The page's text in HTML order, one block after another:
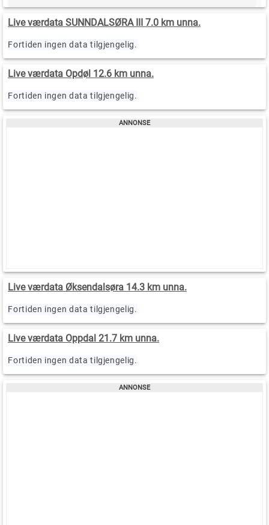
Live værdata SUNNDALSØRA III 7.0 km unna.
Fortiden ingen data tilgjengelig.
Live værdata Opdøl 12.6 km unna.
Fortiden ingen data tilgjengelig.
Live værdata Øksendalsøra 14.3 km unna.
Fortiden ingen data tilgjengelig.
Live værdata Oppdal 21.7 km unna.
Fortiden ingen data tilgjengelig.